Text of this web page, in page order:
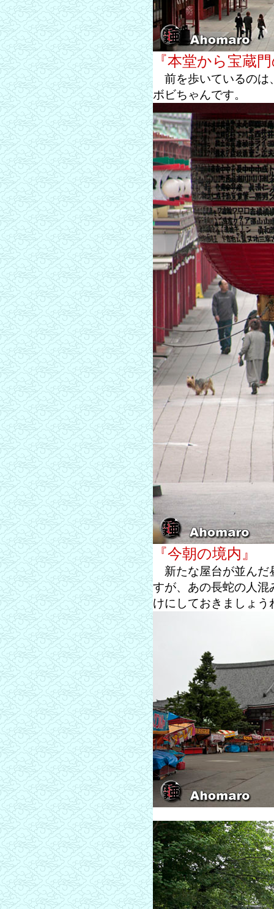
『本堂から宝蔵
前を歩いているのは
ボビちゃんです。
『今朝の境内』
新たな屋台が並んだ
すが、あの長蛇の人混
けにしておきましょう